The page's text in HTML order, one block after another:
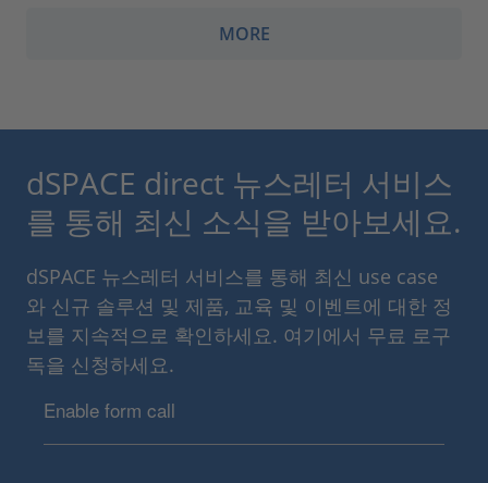
MORE
dSPACE direct 뉴스레터 서비스
를 통해 최신 소식을 받아보세요.
dSPACE 뉴스레터 서비스를 통해 최신 use case
와 신규 솔루션 및 제품, 교육 및 이벤트에 대한 정
보를 지속적으로 확인하세요. 여기에서 무료 로구
독을 신청하세요.
Enable form call